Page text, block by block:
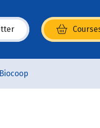
nouvelle fenêtre)
Biocoop